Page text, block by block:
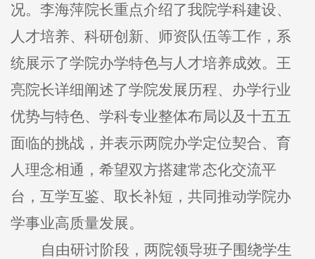
况。李海萍院长重点介绍了我院学科建设、
人才培养、科研创新、师资队伍等工作，系
统展示了学院办学特色与人才培养成效。王
亮院长详细阐述了学院发展历程、办学行业
优势与特色、学科专业整体布局以及十五五
面临的挑战，并表示两院办学定位契合、育
人理念相通，希望双方搭建常态化交流平
台，互学互鉴、取长补短，共同推动学院办
学事业高质量发展。
自由研讨阶段，两院领导班子围绕学生